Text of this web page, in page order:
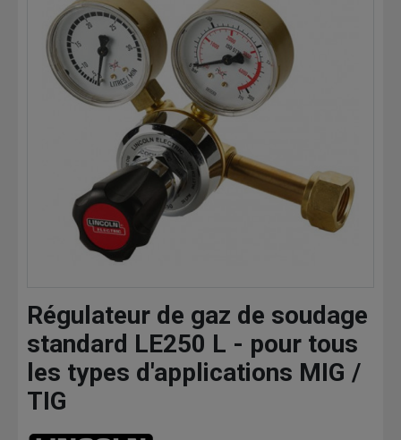
Régulateur de gaz de soudage
standard LE250 L - pour tous
les types d'applications MIG /
TIG